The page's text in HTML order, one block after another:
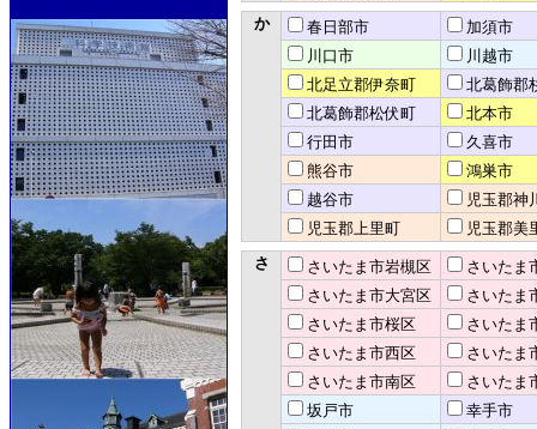
か
春日部市
加須市
川口市
川越市
北足立郡伊奈町
北葛飾郡
北葛飾郡松伏町
北本市
行田市
久喜市
熊谷市
鴻巣市
越谷市
児玉郡神
児玉郡上里町
児玉郡美
さ
さいたま市岩槻区
さいたま
さいたま市大宮区
さいたま
さいたま市桜区
さいたま
さいたま市西区
さいたま
さいたま市南区
さいたま
坂戸市
幸手市